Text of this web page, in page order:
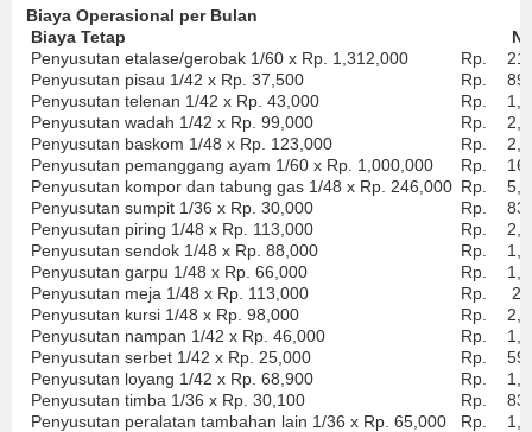
Biaya Operasional per Bulan
Biaya Tetap
Penyusutan etalase/gerobak 1/60 x Rp. 1,312,000
Rp.
Penyusutan pisau 1/42 x Rp. 37,500
Rp.
Penyusutan telenan 1/42 x Rp. 43,000
Rp.
Penyusutan wadah 1/42 x Rp. 99,000
Rp.
Penyusutan baskom 1/48 x Rp. 123,000
Rp.
Penyusutan pemanggang ayam 1/60 x Rp. 1,000,000
Rp.
Penyusutan kompor dan tabung gas 1/48 x Rp. 246,000 Rp.
Penyusutan sumpit 1/36 x Rp. 30,000
Rp.
Penyusutan piring 1/48 x Rp. 113,000
Rp.
Penyusutan sendok 1/48 x Rp. 88,000
Rp.
Penyusutan garpu 1/48 x Rp. 66,000
Rp.
Penyusutan meja 1/48 x Rp. 113,000
Rp.
Penyusutan kursi 1/48 x Rp. 98,000
Rp.
Penyusutan nampan 1/42 x Rp. 46,000
Rp.
Penyusutan serbet 1/42 x Rp. 25,000
Rp.
Penyusutan loyang 1/42 x Rp. 68,900
Rp.
Penyusutan timba 1/36 x Rp. 30,100
Rp.
Penyusutan peralatan tambahan lain 1/36 x Rp. 65,000
Rp.